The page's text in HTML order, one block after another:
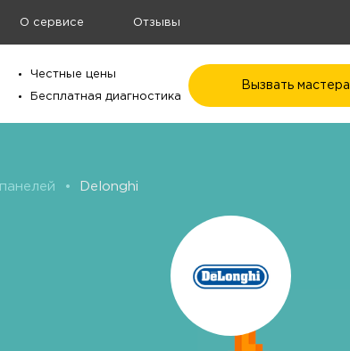
О сервисе Отзывы
Честные цены
Бесплатная диагностика
Вызвать мастера
• Delonghi